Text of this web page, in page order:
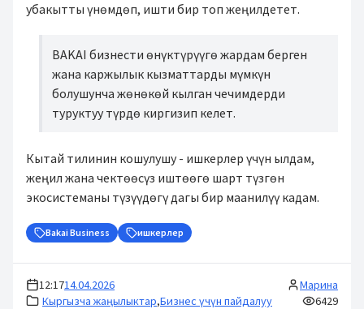
убакытты үнөмдөп, ишти бир топ жеңилдетет.
BAKAI бизнести өнүктүрүүгө жардам берген
жана каржылык кызматтарды мүмкүн
болушунча жөнөкөй кылган чечимдерди
туруктуу түрдө киргизип келет.
Кытай тилинин кошулушу - ишкерлер үчүн ылдам,
жеңил жана чектөөсүз иштөөгө шарт түзгөн
экосистеманы түзүүдөгү дагы бир маанилүү кадам.
Bakai Business ишкерлер
12:1714.04.2026
Кыргызча жаңылыктар,Бизнес үчүн пайдалуу
Марина
6429